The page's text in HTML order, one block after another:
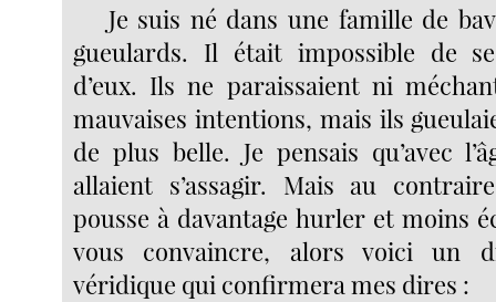
Je suis né dans une famille de
gueulards. Il était impossible de
d’eux. Ils ne paraissaient ni
mauvaises intentions, mais ils
de plus belle. Je pensais qu’avec
allaient s’assagir. Mais au
pousse à davantage hurler et moins
vous convaincre, alors voici un
véridique qui confirmera mes dires :